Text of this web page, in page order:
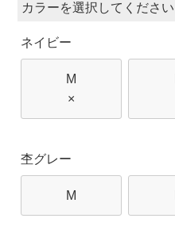
カラー
ネイビー
M
×
杢グレー
M